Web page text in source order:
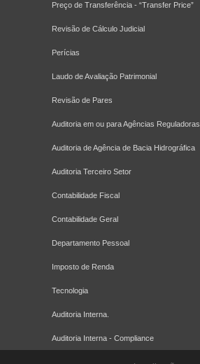
Preço de Transferência - “Transfer Price”
Revisão de Cálculo Judicial
Perícias
Laudo de Avaliação Patrimonial
Revisão de Pares
Auditoria em ou para Agências Reguladoras
Auditoria de Agência de Bacia Hidrográfica
Auditoria Terceiro Setor
Contabilidade Fiscal
Contabilidade Geral
Departamento Pessoal
Imposto de Renda
Tecnologia
Auditoria Interna.
Auditoria Interna - Compliance